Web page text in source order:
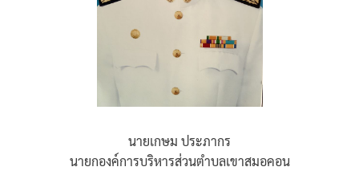
นายเกษม ประภากร
นายกองค์การบริหารส่วนตำบลเขาสมอคอน